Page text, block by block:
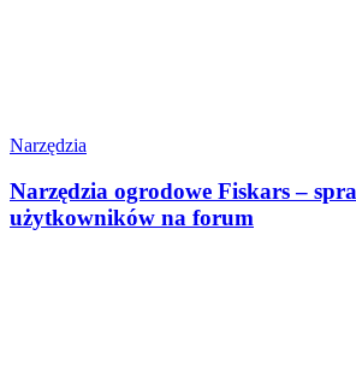
Narzędzia
Narzędzia ogrodowe Fiskars –
użytkowników na forum